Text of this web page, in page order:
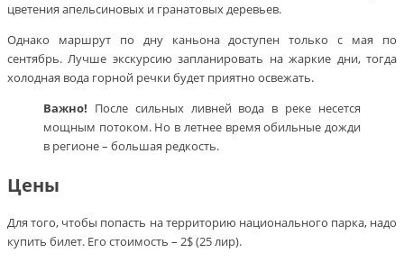
цветения апельсиновых и гранатовых деревьев.
Однако маршрут по дну каньона доступен только с мая по
сентябрь. Лучше экскурсию запланировать на жаркие дни, тогда
холодная вода горной речки будет приятно освежать.
Важно! После сильных ливней вода в реке несется
мощным потоком. Но в летнее время обильные дожди
в регионе – большая редкость.
Цены
Для того, чтобы попасть на территорию национального парка, надо
купить билет. Его стоимость – 2$ (25 лир).